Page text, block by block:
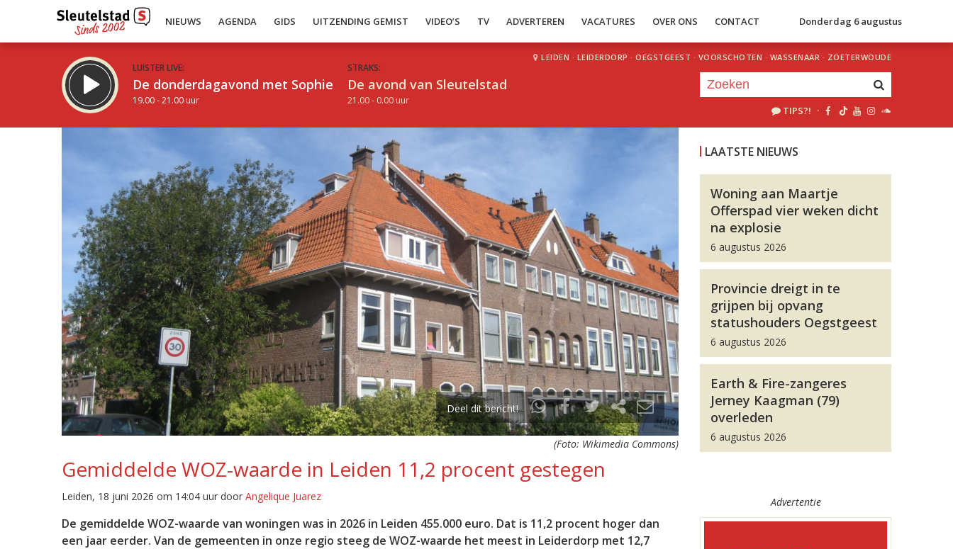
NIEUWS AGENDA GIDS UITZENDING GEMIST VIDEO’S TV ADVERTEREN VACATURES OVER ONS CONTACT Donderdag 6 augustus
LUISTER LIVE:
De donderdagavond met Sophie
19.00 - 21.00 uur
STRAKS:
De avond van Sleutelstad
21.00 - 0.00 uur
LEIDEN · LEIDERDORP · OEGSTGEEST · VOORSCHOTEN · WASSENAAR · ZOETERWOUDE
TIPS?! ·
Inklappen
Deel dit bericht!
(Foto: Wikimedia Commons)
Gemiddelde WOZ-waarde in Leiden 11,2 procent gestegen
Leiden, 18 juni 2026 om 14:04 uur door Angelique Juarez
De gemiddelde WOZ-waarde van woningen was in 2026 in Leiden 455.000 euro. Dat is 11,2 procent hoger dan
een jaar eerder. Van de gemeenten in onze regio steeg de WOZ-waarde het meest in Leiderdorp met 12,7
LAATSTE NIEUWS
Woning aan Maartje
Offerspad vier weken dicht
na explosie
6 augustus 2026
Provincie dreigt in te
grijpen bij opvang
statushouders Oegstgeest
6 augustus 2026
Earth & Fire-zangeres
Jerney Kaagman (79)
overleden
6 augustus 2026
Advertentie